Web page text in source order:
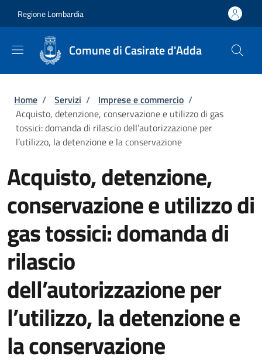
Regione Lombardia
Comune di Casirate d'Adda
Briciole di pane
Home / Servizi / Imprese e commercio /
Acquisto, detenzione, conservazione e utilizzo di gas
tossici: domanda di rilascio dell’autorizzazione per
l’utilizzo, la detenzione e la conservazione
Acquisto, detenzione,
conservazione e utilizzo di
gas tossici: domanda di
rilascio
dell’autorizzazione per
l’utilizzo, la detenzione e
la conservazione